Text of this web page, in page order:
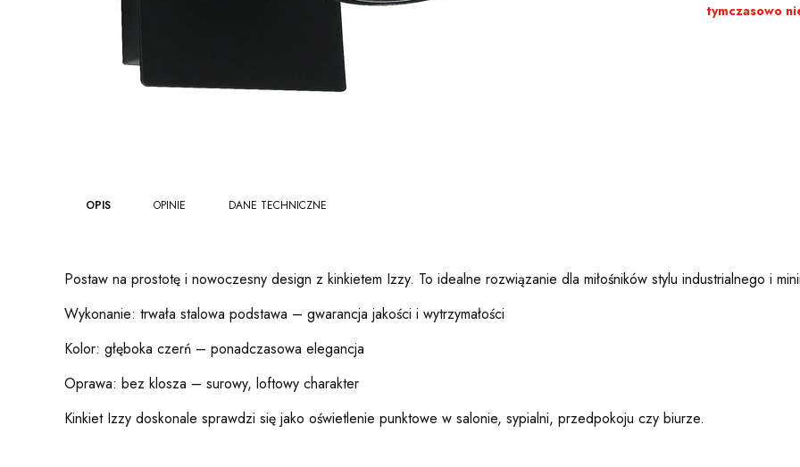
tymczasowo
OPIS OPINIE DANE TECHNICZNE
Postaw na prostotę i nowoczesny design z kinkietem Izzy. To idealne rozwiązanie dla miłośników stylu industrialnego i
Wykonanie: trwała stalowa podstawa – gwarancja jakości i wytrzymałości
Kolor: głęboka czerń – ponadczasowa elegancja
Oprawa: bez klosza – surowy, loftowy charakter
Kinkiet Izzy doskonale sprawdzi się jako oświetlenie punktowe w salonie, sypialni, przedpokoju czy biurze.